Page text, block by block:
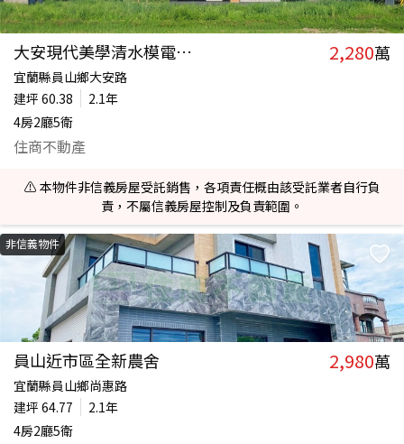
大安現代美學清水模電梯農舍 2,280萬
宜蘭縣員山鄉大安路
建坪 60.38
2.1年
4房2廳5衛
住商不動產
⚠️ 本物件非信義房屋受託銷售，各項責任概由該受託業者自行負
責，不屬信義房屋控制及負責範圍。
非信義物件
員山近市區全新農舍 2,980萬
宜蘭縣員山鄉尚惠路
建坪 64.77
2.1年
4房2廳5衛